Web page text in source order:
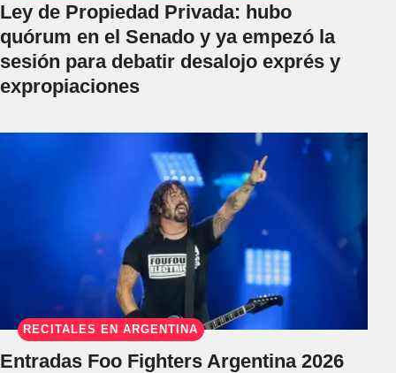
Ley de Propiedad Privada: hubo
quórum en el Senado y ya empezó la
sesión para debatir desalojo exprés y
expropiaciones
RECITALES EN ARGENTINA
Entradas Foo Fighters Argentina 2026